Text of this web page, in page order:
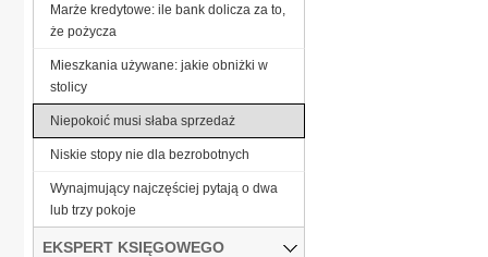
Marże kredytowe: ile bank dolicza za to,
że pożycza
Mieszkania używane: jakie obniżki w
stolicy
Niepokoić musi słaba sprzedaż
Niskie stopy nie dla bezrobotnych
Wynajmujący najczęściej pytają o dwa
lub trzy pokoje
EKSPERT KSIĘGOWEGO